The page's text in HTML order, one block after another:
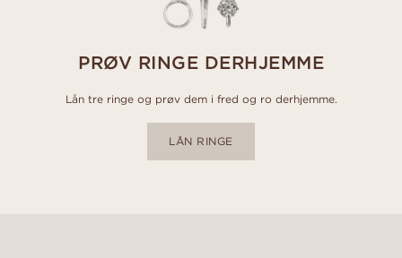
PRØV RINGE DERHJEMME
Lån tre ringe og prøv dem i fred og ro derhjemme.
LÅN RINGE